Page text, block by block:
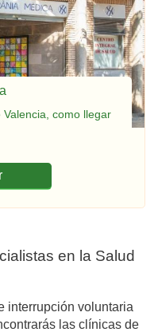
como llegar
en la Salud
interrupción voluntaria
las clínicas de